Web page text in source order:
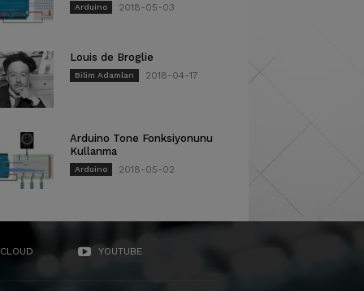
Arduino 2018-05-03
Louis de Broglie
Bilim Adamları 2018-04-17
Arduino Tone Fonksiyonunu
Kullanma
Arduino 2018-05-02
YOUTUBE